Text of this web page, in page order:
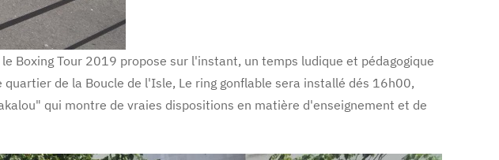
Boxing Tour 2019 propose sur l'instant, un temps ludique et pédagogique
de la Boucle de l'Isle, Le ring gonflable sera installé dés 16h00,
qui montre de vraies dispositions en matière d'enseignement et de